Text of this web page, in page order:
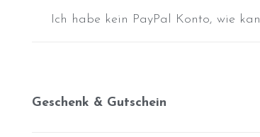
Ich habe kein PayPal Konto, wie
Geschenk & Gutschein